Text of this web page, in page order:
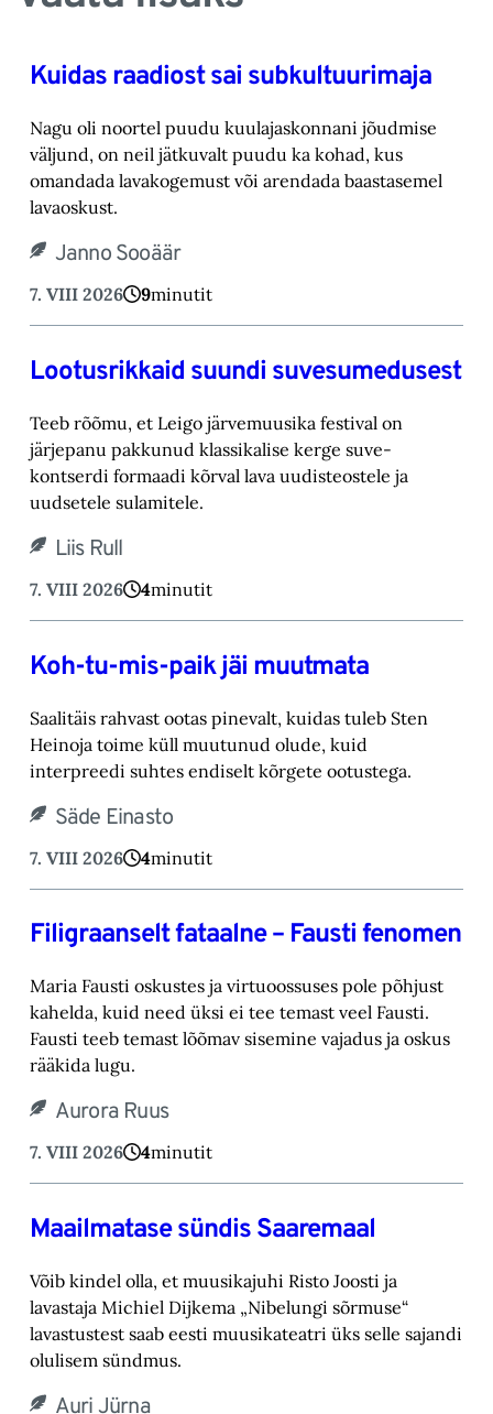
Kuidas raadiost sai subkultuurimaja
Nagu oli noortel puudu kuulajaskonnani jõudmise
väljund, on neil jätkuvalt puudu ka kohad, ‎kus
omandada lavakogemust või arendada baastasemel
lavaoskust.‎
Janno Sooäär
7. VIII 2026 9minutit
Lootusrikkaid suundi suvesumedusest
Teeb rõõmu, et Leigo järvemuusika festival on
järjepanu pakkunud klassikalise kerge suve-‎
kontserdi formaadi kõrval lava uudisteostele ja
uudsetele sulamitele.‎
Liis Rull
7. VIII 2026 4minutit
Koh-tu-mis-paik jäi muutmata
Saalitäis rahvast ootas pinevalt, kuidas tuleb Sten
Heinoja toime küll muutunud olude, kuid
‎interpreedi suhtes endiselt kõrgete ootustega.‎
Säde Einasto
7. VIII 2026 4minutit
Filigraanselt fataalne – Fausti fenomen
Maria Fausti oskustes ja virtuoossuses pole põhjust
kahelda, kuid need üksi ei tee temast ‎veel Fausti.
Fausti teeb temast lõõmav sisemine vajadus ja oskus
rääkida lugu.‎
Aurora Ruus
7. VIII 2026 4minutit
Maailmatase sündis Saaremaal
Võib kindel olla, et muusikajuhi Risto Joosti ja
lavastaja Michiel Dijkema „Nibelungi sõrmuse“
lavastustest saab eesti muusikateatri üks selle sajandi
olulisem sündmus.
Auri Jürna